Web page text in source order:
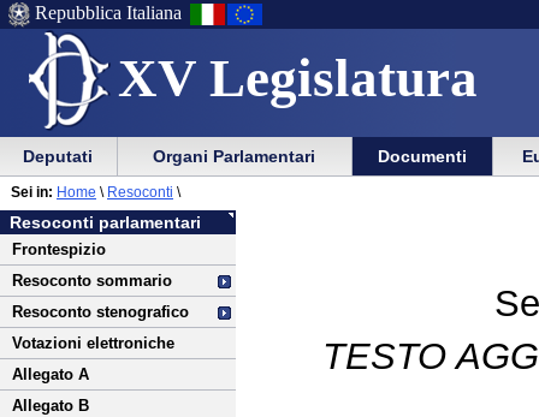
XV Legislatura
Menu
di
ausilio
alla
navigazione
Vai
Menu
di
navigazione
principale
Repubblica Italiana
Menu
di
navigazione
principale
Vai
menu
di
sezione
Deputati Organi Parlamentari Documenti
Vai
al
contenuto
Resoconti parlamentari
Frontespizio
Resoconto sommario
Resoconto stenografico
Votazioni elettroniche
Allegato A
Allegato B
Sei in: Home \ Resoconti \
TESTO